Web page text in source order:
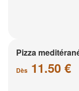
Pizza
Dès 11.50 €